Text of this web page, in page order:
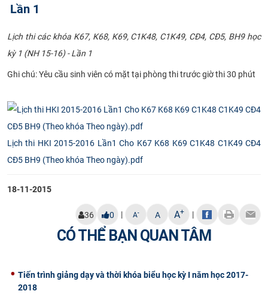
TUYỂN SINH
ĐÀO TẠO
ĐẢM BẢO CHẤT LƯỢNG
HTQT
CỰU NGƯỜI HỌC
Lần 1
Lịch thi các khóa K67, K68, K69, C1K48, C1K49, CĐ4, CĐ5, BH9 học
kỳ 1 (NH 15-16) - Lần 1
Ghi chú: Yêu cầu sinh viên có mặt tại phòng thi trước giờ thi 30 phút
Lịch thi HKI 2015-2016 Lần1 Cho K67 K68 K69 C1K48 C1K49 CĐ4
CĐ5 BH9 (Theo khóa Theo ngày).pdf
18-11-2015
36 0 | A- A A+ |
CÓ THỂ BẠN QUAN TÂM
Tiến trình giảng dạy và thời khóa biểu học kỳ I năm học 2017-
2018